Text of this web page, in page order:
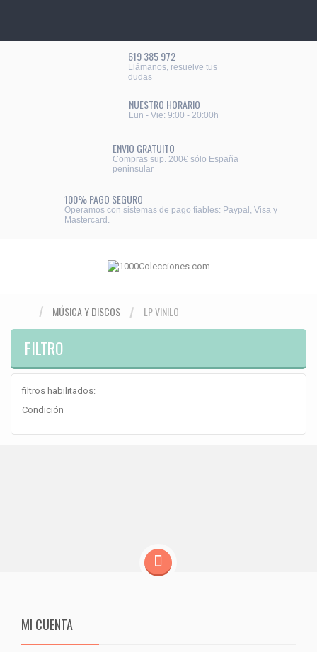
619 385 972
Llámanos, resuelve tus
dudas
NUESTRO HORARIO
Lun - Vie: 9:00 - 20:00h
ENVIO GRATUITO
Compras sup. 200€ sólo España
peninsular
100% PAGO SEGURO
Operamos con sistemas de pago fiables: Paypal, Visa y
Mastercard.
MÚSICA Y DISCOS LP VINILO
FILTRO
filtros habilitados:
Condición
MI CUENTA